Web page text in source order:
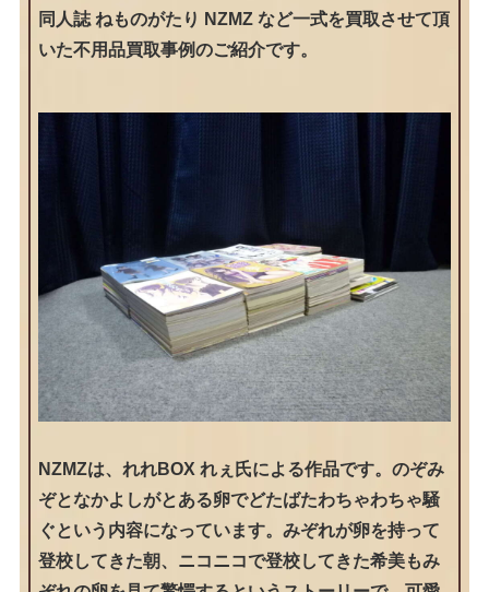
同人誌 ねものがたり NZMZ など一式を買取させて頂
いた不用品買取事例のご紹介です。
NZMZは、れれBOX れぇ氏による作品です。のぞみ
ぞとなかよしがとある卵でどたばたわちゃわちゃ騒
ぐという内容になっています。みぞれが卵を持って
登校してきた朝、ニコニコで登校してきた希美もみ